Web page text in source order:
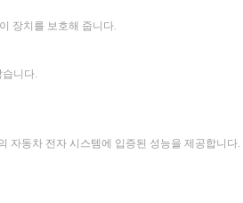
장치를 보호해 줍니다.
니다.
자동차 전자 시스템에 입증된 성능을 제공합니다.